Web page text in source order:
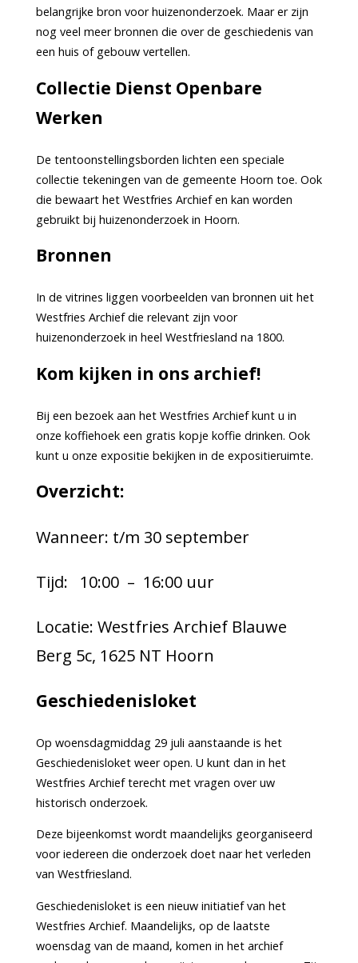
belangrijke bron voor huizenonderzoek. Maar er zijn
nog veel meer bronnen die over de geschiedenis van
een huis of gebouw vertellen.
Collectie Dienst Openbare
Werken
De tentoonstellingsborden lichten een speciale
collectie tekeningen van de gemeente Hoorn toe. Ook
die bewaart het Westfries Archief en kan worden
gebruikt bij huizenonderzoek in Hoorn.
Bronnen
In de vitrines liggen voorbeelden van bronnen uit het
Westfries Archief die relevant zijn voor
huizenonderzoek in heel Westfriesland na 1800.
Kom kijken in ons archief!
Bij een bezoek aan het Westfries Archief kunt u in
onze koffiehoek een gratis kopje koffie drinken. Ook
kunt u onze expositie bekijken in de expositieruimte.
Overzicht:
Wanneer: t/m 30 september
Tijd: 10:00 – 16:00 uur
Locatie: Westfries Archief Blauwe
Berg 5c, 1625 NT Hoorn
Geschiedenisloket
Op woensdagmiddag 29 juli aanstaande is het
Geschiedenisloket weer open. U kunt dan in het
Westfries Archief terecht met vragen over uw
historisch onderzoek.
Deze bijeenkomst wordt maandelijks georganiseerd
voor iedereen die onderzoek doet naar het verleden
van Westfriesland.
Geschiedenisloket is een nieuw initiatief van het
Westfries Archief. Maandelijks, op de laatste
woensdag van de maand, komen in het archief